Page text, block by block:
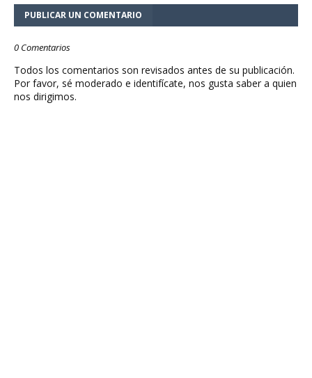
PUBLICAR UN COMENTARIO
0 Comentarios
Todos los comentarios son revisados antes de su publicación.
Por favor, sé moderado e identifícate, nos gusta saber a quien
nos dirigimos.